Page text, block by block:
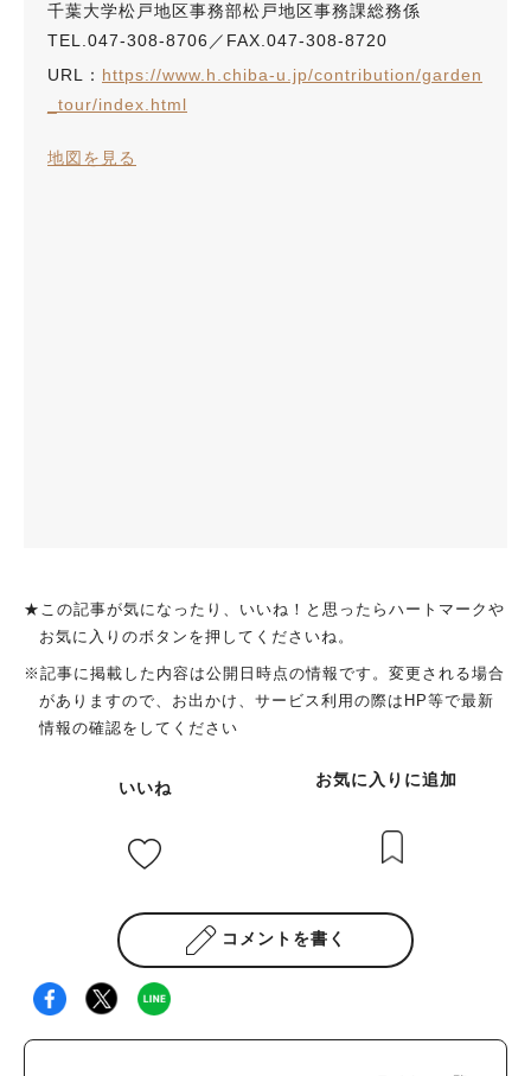
千葉大学松戸地区事務部松戸地区事務課総務係
TEL.047-308-8706／FAX.047-308-8720
URL： https://www.h.chiba-u.jp/contribution/garden
_tour/index.html
地図を見る
★この記事が気になったり、いいね！と思ったらハートマークや
お気に入りのボタンを押してくださいね。
※記事に掲載した内容は公開日時点の情報です。変更される場合
がありますので、お出かけ、サービス利用の際はHP等で最新
情報の確認をしてください
いいね お気に入りに追加
コメントを書く